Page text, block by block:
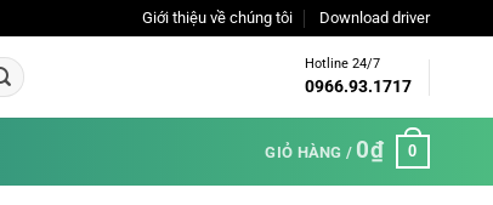
Giới thiệu về chúng tôi Download driver
Hotline 24/7
0966.93.1717
GIỎ HÀNG / 0₫ 0